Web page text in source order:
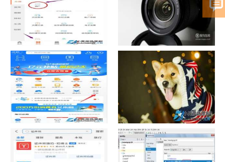
中国联通手机营业厅销户操作
指引
摄影作品的欣赏方法
支付宝怎么拍违章挣钱？
宠物定位器app开发可以解决哪
些问题？